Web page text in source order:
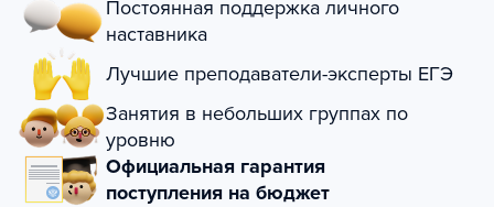
Постоянная поддержка личного
наставника
Лучшие преподаватели-эксперты ЕГЭ
Занятия в небольших группах по
уровню
Официальная гарантия
поступления на бюджет